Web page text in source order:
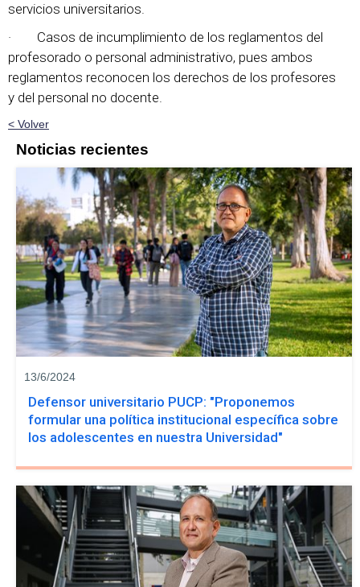
servicios universitarios.
· Casos de incumplimiento de los reglamentos del
profesorado o personal administrativo, pues ambos
reglamentos reconocen los derechos de los profesores
y del personal no docente.
< Volver
Noticias recientes
13/6/2024
Defensor universitario PUCP: "Proponemos
formular una política institucional específica sobre
los adolescentes en nuestra Universidad"